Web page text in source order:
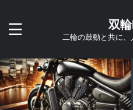
双
二輪の鼓動と共に、